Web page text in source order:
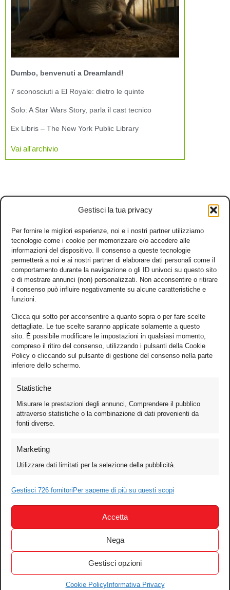
Gestisci la tua privacy
Per fornire le migliori esperienze, noi e i nostri partner utilizziamo
tecnologie come i cookie per memorizzare e/o accedere alle
informazioni del dispositivo. Il consenso a queste tecnologie
permetterà a noi e ai nostri partner di elaborare dati personali come il
comportamento durante la navigazione o gli ID univoci su questo sito
e di mostrare annunci (non) personalizzati. Non acconsentire o ritirare
il consenso può influire negativamente su alcune caratteristiche e
funzioni.
Clicca qui sotto per acconsentire a quanto sopra o per fare scelte
dettagliate. Le tue scelte saranno applicate solamente a questo
sito. È possibile modificare le impostazioni in qualsiasi momento,
compreso il ritiro del consenso, utilizzando i pulsanti della Cookie
Policy o cliccando sul pulsante di gestione del consenso nella parte
inferiore dello schermo.
Statistiche
Misurare le prestazioni degli annunci, Comprendere il pubblico
attraverso statistiche o la combinazione di dati provenienti da
fonti diverse.
Marketing
Utilizzare dati limitati per la selezione della pubblicità.
Gestisci 726 fornitori Per saperne di più su questi scopi
Accetta
Nega
Gestisci opzioni
Cookie PolicyInformativa Privacy
Dumbo, benvenuti a Dreamland!
7 sconosciuti a El Royale: dietro le quinte
Solo: A Star Wars Story, parla il cast tecnico
Ex Libris – The New York Public Library
Vai all'archivio
Games
Test
Audio
Festival & Concorsi